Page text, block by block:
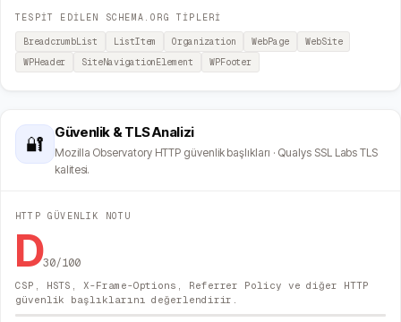
TESPİT EDİLEN SCHEMA.ORG TİPLERİ
BreadcrumbList ListItem Organization WebPage
WebSite
WPHeader
SiteNavigationElement WPFooter
🔐
Güvenlik & TLS Analizi
Mozilla Observatory HTTP güvenlik başlıkları · Qualys SSL Labs TLS
kalitesi.
HTTP GÜVENLIK NOTU
D30/100
CSP, HSTS, X-Frame-Options, Referrer Policy ve diğer HTTP
güvenlik başlıklarını değerlendirir.